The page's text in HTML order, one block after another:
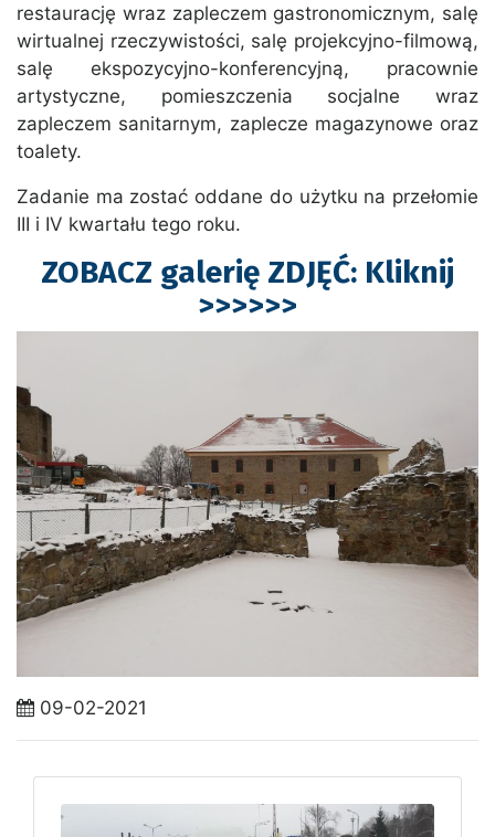
restaurację wraz zapleczem gastronomicznym, salę
wirtualnej rzeczywistości, salę projekcyjno-filmową,
salę ekspozycyjno-konferencyjną, pracownie
artystyczne, pomieszczenia socjalne wraz
zapleczem sanitarnym, zaplecze magazynowe oraz
toalety.
Zadanie ma zostać oddane do użytku na przełomie
III i IV kwartału tego roku.
ZOBACZ galerię ZDJĘĆ: Kliknij
>>>>>>
09-02-2021